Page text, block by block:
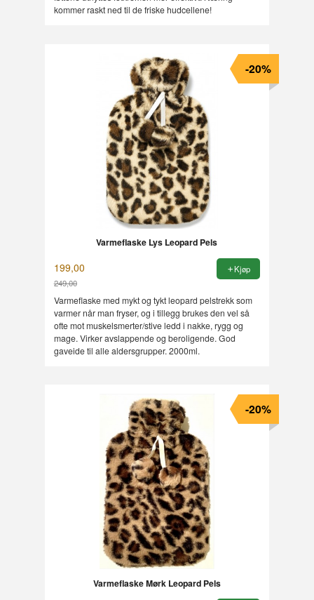
kommer raskt ned til de friske hudcellene!
Varmeflaske Lys Leopard Pels
199,00
249,00
Rabatt
-20%
Kjøp
Varmeflaske med mykt og tykt leopard pelstrekk som
varmer når man fryser, og i tillegg brukes den vel så
ofte mot muskelsmerter/stive ledd i nakke, rygg og
mage. Virker avslappende og beroligende. God
gaveide til alle aldersgrupper. 2000ml.
Varmeflaske Mørk Leopard Pels
-20%